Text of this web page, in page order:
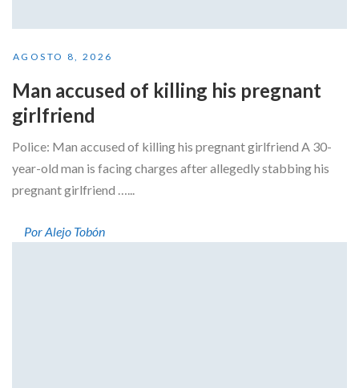
AGOSTO 8, 2026
Man accused of killing his pregnant
girlfriend
Police: Man accused of killing his pregnant girlfriend A 30-
year-old man is facing charges after allegedly stabbing his
pregnant girlfriend …...
Por Alejo Tobón